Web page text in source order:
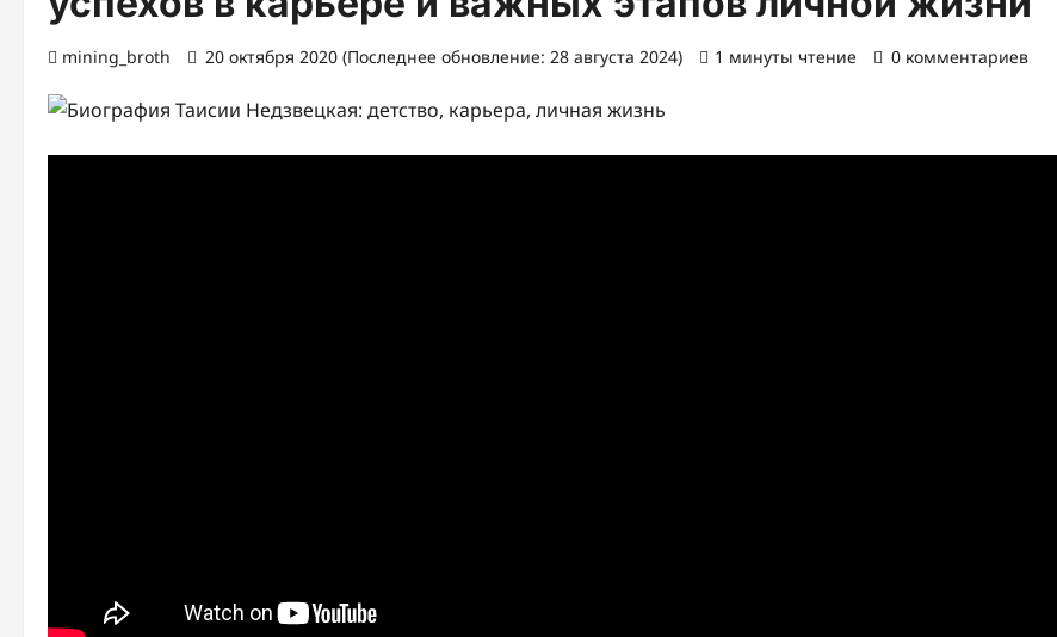
mining_broth 20 октября 2020 (Последнее обновление: 28 августа 2024) 1 минуты чтение 0 комментариев